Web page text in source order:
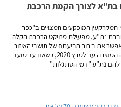
בת"א לצורך הקמת הרכבת
המופקעים המצויים ב"כפר
נת"ע, מפעילת פרויקט הרכבת הקלה
את בירור תביעתם של תושבי האיזור
להכרה בזכותם בקרקעות, תידחה המסירה עד למרץ 2020, כשאם עד מועד
להם נת"ע "דמי הסתגלות"